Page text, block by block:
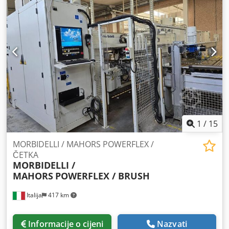
bušenja panela veličine 2800 mm. Vertikalni pneumatski
hod alata 60 mm. Maksimalna debljina panela 50 mm.
Vakuum pumpa 16 m3/h za pričvršćivanje panela. Promjer
vakuumske čaše 80 mm. Cilindri za pričvršćivanje za uske
radne komade uz fiksne stražnje graničnike. Višenamjenski
upravljački sustav, opremljen interaktivnim grafičkim
programiranjem, 9" zaslonom, programima za bušenje,
optimizacijom radnog ciklusa, grafičkim, parametarskim i
dijagnostičkim načinima rada. Sigurnosna zaštita: tepih
osjetljiv na prisutnost ljudi. Crodpfxozp D Nlo Abgef
Ukupne dimenzije – stroj: 2500 x 1500 x 1800 mm – težina
860 kg. Ukupne dimenzije – električna upravljačka ploča:
800 x 550 x 1100 mm – težina 120 kg.
1 / 15
Italija 417 km
MORBIDELLI / MAHORS POWERFLEX /
ČETKA
MORBIDELLI /
MAHORS POWERFLEX / BRUSH
Informacije o cijeni Nazvati